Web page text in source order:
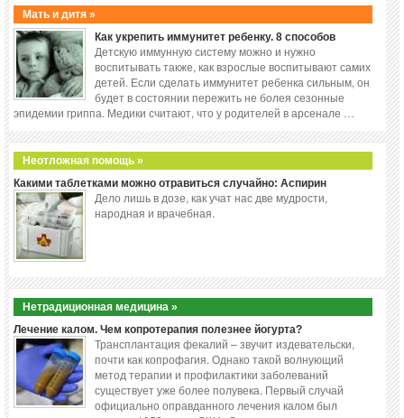
Мать и дитя »
Как укрепить иммунитет ребенку. 8 способов
Детскую иммунную систему можно и нужно
воспитывать также, как взрослые воспитывают самих
детей. Если сделать иммунитет ребенка сильным, он
будет в состоянии пережить не болея сезонные
эпидемии гриппа. Медики считают, что у родителей в арсенале …
Неотложная помощь »
Какими таблетками можно отравиться случайно: Аспирин
Дело лишь в дозе, как учат нас две мудрости,
народная и врачебная.
Нетрадиционная медицина »
Лечение калом. Чем копротерапия полезнее йогурта?
Трансплантация фекалий – звучит издевательски,
почти как копрофагия. Однако такой волнующий
метод терапии и профилактики заболеваний
существует уже более полувека. Первый случай
официально оправданного лечения калом был